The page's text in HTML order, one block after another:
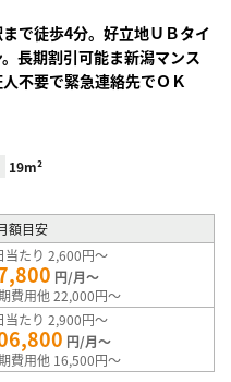
で徒歩4分。好立地ＵＢタイ
長期割引可能ま新潟マンス
不要で緊急連絡先でＯＫ
19m²
額目安
当たり 2,600円～
円/月～
費用他 22,000円～
当たり 2,900円～
円/月～
費用他 16,500円～